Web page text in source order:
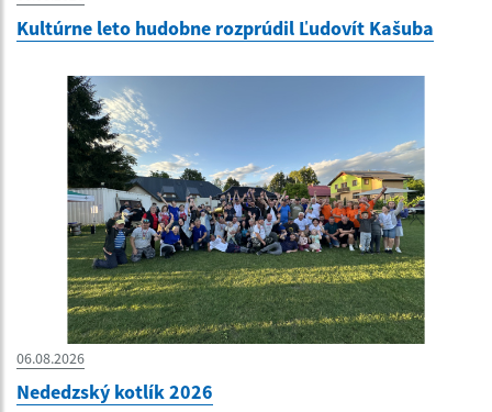
Kultúrne leto hudobne rozprúdil Ľudovít Kašuba
06.08.2026
Nededzský kotlík 2026